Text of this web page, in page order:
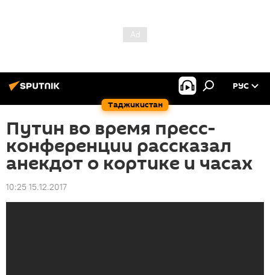
Таджикистан
РУС
Путин во время пресс-
конференции рассказал
анекдот о кортике и часах
10:25 15.12.2017